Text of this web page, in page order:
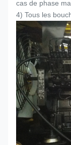
cas de phase
4) Tous les